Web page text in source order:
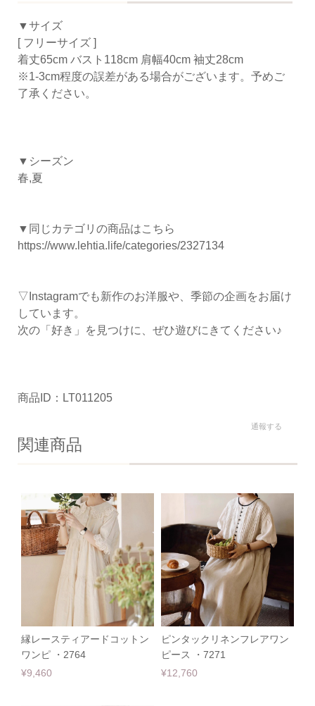
▼サイズ
[ フリーサイズ ]
着丈65cm バスト118cm 肩幅40cm 袖丈28cm
※1-3cm程度の誤差がある場合がございます。予めご
了承ください。
▼シーズン
春,夏
▼同じカテゴリの商品はこちら
https://www.lehtia.life/categories/2327134
▽Instagramでも新作のお洋服や、季節の企画をお届け
しています。
次の「好き」を見つけに、ぜひ遊びにきてください♪
商品ID：LT011205
通報する
関連商品
縁レースティアードコットン
ワンピ ・2764
¥9,460
ピンタックリネンフレアワン
ピース ・7271
¥12,760